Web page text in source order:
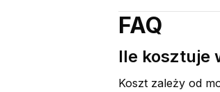
FAQ
Ile kosztuje
Koszt zależy od